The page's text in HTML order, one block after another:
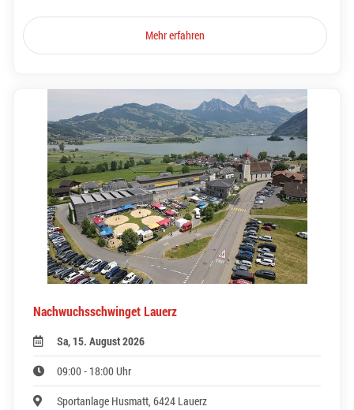
Mehr erfahren
Nachwuchsschwinget Lauerz
Sa, 15. August 2026
09:00 - 18:00 Uhr
Sportanlage Husmatt, 6424 Lauerz